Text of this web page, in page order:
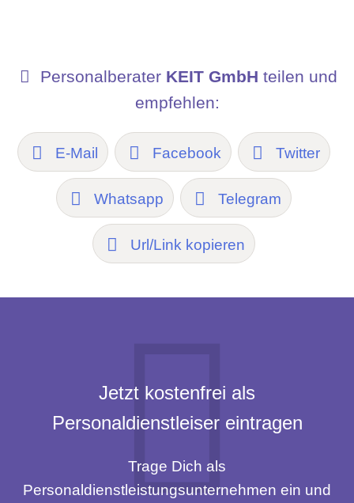
Personalberater KEIT GmbH teilen und
empfehlen:
E-Mail Facebook Twitter
Whatsapp Telegram
Url/Link kopieren
Jetzt kostenfrei als
Personaldienstleiser eintragen
Trage Dich als
Personaldienstleistungsunternehmen ein und